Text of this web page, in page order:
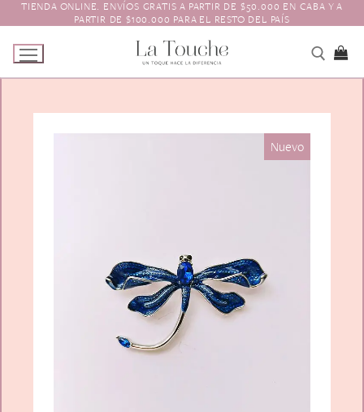
al
contenido
TIENDA ONLINE. ENVÍOS GRATIS A PARTIR DE $50.000 EN CABA Y A
PARTIR DE $100.000 PARA EL RESTO DEL PAÍS
Animales y Bichitos
Florales
Varios
Escarapelas
Accesorios para el pelo
Boinas
Vinchas
Aros
Guantes
Charreteras
Nuevo